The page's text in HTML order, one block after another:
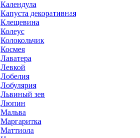
Календула
Капуста декоративная
Клещевина
Колеус
Колокольчик
Космея
Лаватера
Левкой
Лобелия
Лобулярия
Львиный зев
Люпин
Мальва
Маргаритка
Маттиола